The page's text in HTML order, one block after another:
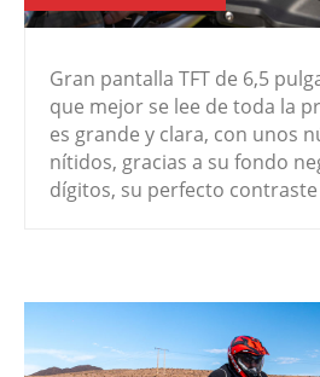
Gran pantalla TFT de 6,5
que mejor se lee de toda la
es grande y clara, con unos
nítidos, gracias a su fondo
dígitos, su perfecto